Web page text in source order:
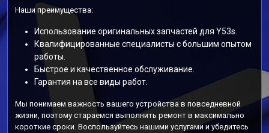
Наши преимущества:
Использование оригинальных запчастей для Y53s.
Квалифицированные специалисты с большим опытом
работы.
Быстрое и качественное обслуживание.
Гарантия на все виды работ.
Мы понимаем важность вашего устройства в повседневной
жизни, поэтому стараемся выполнить ремонт в максимально
короткие сроки. Воспользуйтесь нашими услугами и убедитесь